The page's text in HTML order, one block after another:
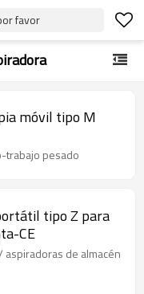
favor
móvil tipo M
trabajo pesado
tipo Z para
CE
de almacén